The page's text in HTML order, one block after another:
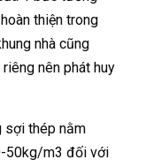
thiện trong
nhà cũng
nên phát huy
sợi thép nằm
50kg/m3 đối với